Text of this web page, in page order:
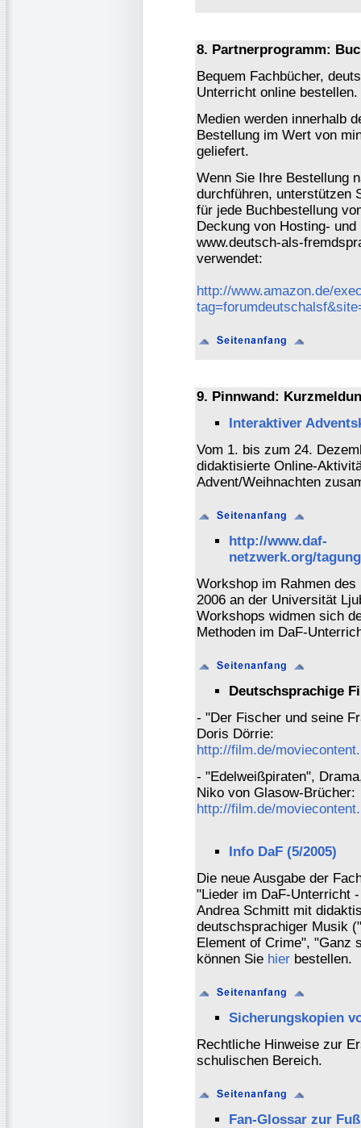
8. Partnerprogramm:
Bequem Fachbücher,
Unterricht online bestellen.
Medien werden innerhalb
Bestellung im Wert von
geliefert.
Wenn Sie Ihre Bestellung
durchführen, unterstützen
für jede Buchbestellung
Deckung von Hosting-
www.deutsch-als-
verwendet:
http://www.amazon.de/
9. Pinnwand:
Interaktiver
Vom 1. bis zum 24.
didaktisierte Online-
Advent/Weihnachten
http://www.daf-
netzwerk.org/
Workshop im Rahmen
2006 an der Universität
Workshops widmen sich
Methoden im DaF-
Deutschsprachige
- "Der Fischer und seine
Doris Dörrie:
http://film.de/
- "Edelweißpiraten",
Niko von Glasow-Brücher:
http://film.de/
Info DaF (5/2005)
Die neue Ausgabe der
"Lieder im DaF-Unterricht
Andrea Schmitt mit
deutschsprachiger Musik
Element of Crime", "Ganz
können Sie hier bestellen.
Sicherungskopien
Rechtliche Hinweise zur
schulischen Bereich.
Fan-Glossar zur